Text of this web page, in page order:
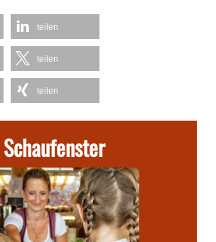
teilen
teilen
teilen
Schaufenster